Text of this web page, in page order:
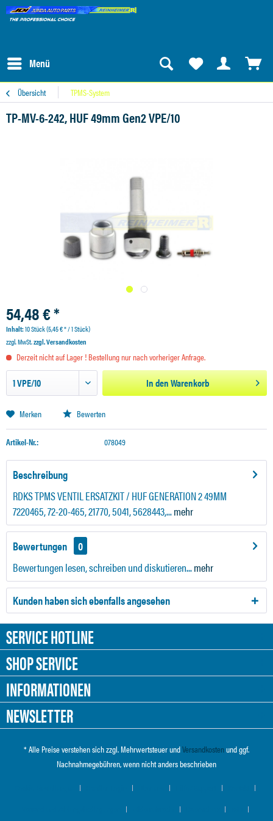
Menü
Übersicht TPMS-System
TP-MV-6-242, HUF 49mm Gen2 VPE/10
54,48 € *
Inhalt:10 Stück (5,45 € * / 1 Stück)
zzgl. MwSt.zzgl. Versandkosten
Derzeit nicht auf Lager ! Bestellung nur nach vorheriger Anfrage.
In denWarenkorb
Merken Bewerten
Artikel-Nr.: 078049
Beschreibung
RDKS TPMS VENTIL ERSATZKIT / HUF GENERATION 2 49MM
7220465, 72-20-465, 21770, 5041, 5628443,...mehr
Bewertungen
0
Bewertungen lesen, schreiben und diskutieren...mehr
Kunden haben sich ebenfalls angesehen
SERVICE HOTLINE
SHOP SERVICE
INFORMATIONEN
NEWSLETTER
* Alle Preise verstehen sich zzgl. Mehrwertsteuer undVersandkostenund ggf.
Nachnahmegebühren, wenn nicht anders beschrieben